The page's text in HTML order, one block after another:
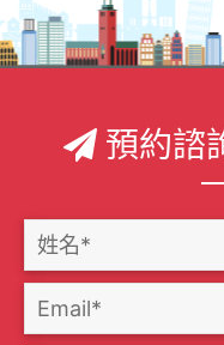
預約諮